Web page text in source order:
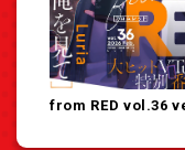
from RED vol.36